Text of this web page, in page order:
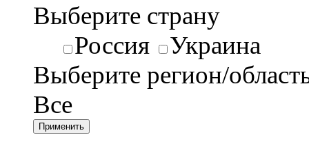
Выберите страну
Россия
Украина
Выберите регион/
Все